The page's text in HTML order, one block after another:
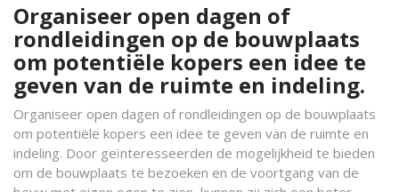
Organiseer open dagen of
rondleidingen op de bouwplaats
om potentiële kopers een idee te
geven van de ruimte en indeling.
Organiseer open dagen of rondleidingen op de bouwplaats
om potentiële kopers een idee te geven van de ruimte en
indeling. Door geïnteresseerden de mogelijkheid te bieden
om de bouwplaats te bezoeken en de voortgang van de